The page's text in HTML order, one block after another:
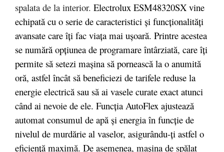
spalata de la interior. Electrolux ESM48320SX vine
echipată cu o serie de caracteristici și funcționalități
avansate care îți fac viața mai ușoară. Printre acestea
se numără opțiunea de programare întârziată, care îți
permite să setezi mașina să pornească la o anumită
oră, astfel încât să beneficiezi de tarifele reduse la
energie electrică sau să ai vasele curate exact atunci
când ai nevoie de ele. Funcția AutoFlex ajustează
automat consumul de apă și energia în funcție de
nivelul de murdărie al vaselor, asigurându-ți astfel o
eficiență maximă. De asemenea, mașina de spălat